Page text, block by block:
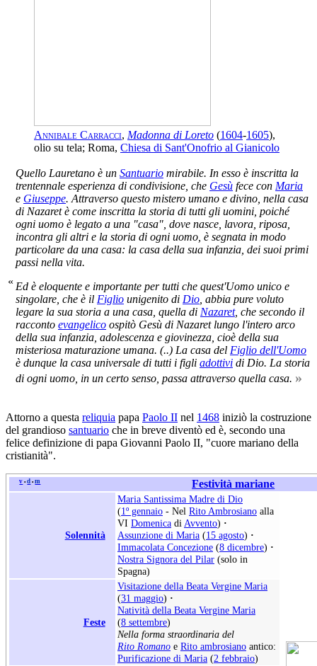
Annibale Carracci, Madonna di Loreto (1604-1605),
olio su tela; Roma, Chiesa di Sant'Onofrio al Gianicolo
«
Quello Lauretano è un Santuario mirabile. In esso è inscritta la
trentennale esperienza di condivisione, che Gesù fece con Maria
e Giuseppe. Attraverso questo mistero umano e divino, nella casa
di Nazaret è come inscritta la storia di tutti gli uomini, poiché
ogni uomo è legato a una "casa", dove nasce, lavora, riposa,
incontra gli altri e la storia di ogni uomo, è segnata in modo
particolare da una casa: la casa della sua infanzia, dei suoi primi
passi nella vita.
Ed è eloquente e importante per tutti che quest'Uomo unico e
singolare, che è il Figlio unigenito di Dio , abbia pure voluto
legare la sua storia a una casa, quella di Nazaret, che secondo il
racconto evangelico ospitò Gesù di Nazaret lungo l'intero arco
della sua infanzia, adolescenza e giovinezza, cioè della sua
misteriosa maturazione umana. (..) La casa del Figlio dell'Uomo
è dunque la casa universale di tutti i figli adottivi di Dio. La storia
di ogni uomo, in un certo senso, passa attraverso quella casa. »
Attorno a questa reliquia papa Paolo II nel 1468 iniziò la costruzione
del grandioso santuario che in breve diventò ed è, secondo una
felice definizione di papa Giovanni Paolo II, "cuore mariano della
cristianità".
v • d • m Festività mariane
Solennità
Maria Santissima Madre di Dio
(1º gennaio - Nel Rito Ambrosiano alla
VI Domenica di Avvento) ·
Assunzione di Maria (15 agosto) ·
Immacolata Concezione (8 dicembre) ·
Nostra Signora del Pilar (solo in
Spagna)
Feste
Visitazione della Beata Vergine Maria
(31 maggio) ·
Natività della Beata Vergine Maria
(8 settembre)
Nella forma straordinaria del
Rito Romano e Rito ambrosiano antico:
Purificazione di Maria (2 febbraio)